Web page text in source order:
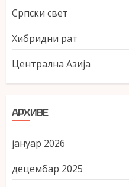
Српски свет
Хибридни рат
Централна Азија
АРХИВЕ
јануар 2026
децембар 2025